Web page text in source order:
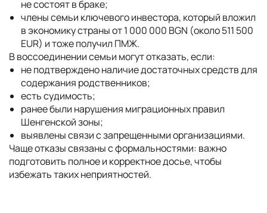
не состоят в браке;
члены семьи ключевого инвестора, который вложил
в экономику страны от 1 000 000 BGN (около 511 500
EUR) и тоже получил ПМЖ.
В воссоединении семьи могут отказать, если:
не подтверждено наличие достаточных средств для
содержания родственников;
есть судимость;
ранее были нарушения миграционных правил
Шенгенской зоны;
выявлены связи с запрещенными организациями.
Чаще отказы связаны с формальностями: важно
подготовить полное и корректное досье, чтобы
избежать таких неприятностей.